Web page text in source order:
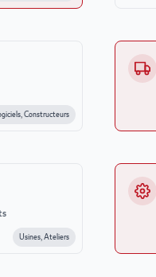
Constructeurs
Usines, Ateliers